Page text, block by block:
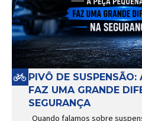
PIVÔ DE SUSPENSÃO:
FAZ UMA GRANDE
SEGURANÇA